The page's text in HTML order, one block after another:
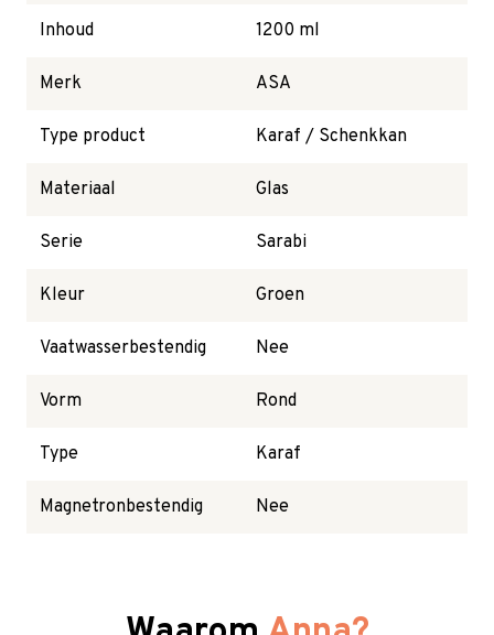
Inhoud 1200 ml
Merk ASA
Type product Karaf / Schenkkan
Materiaal Glas
Serie Sarabi
Kleur Groen
Vaatwasserbestendig Nee
Vorm Rond
Type Karaf
Magnetronbestendig Nee